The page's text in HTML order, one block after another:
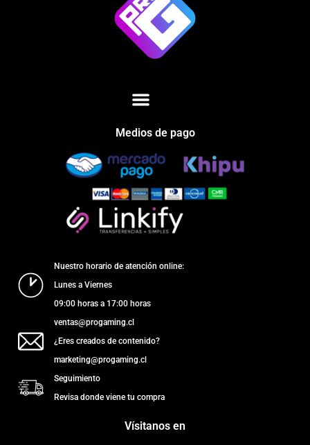
Medios de pago
Nuestro horario de atención online:
Lunes a Viernes
09:00 horas a 17:00 horas
ventas@progaming.cl
¿Eres creados de contenido?
marketing@progaming.cl
Seguimiento
Revisa donde viene tu compra
Vísitanos en